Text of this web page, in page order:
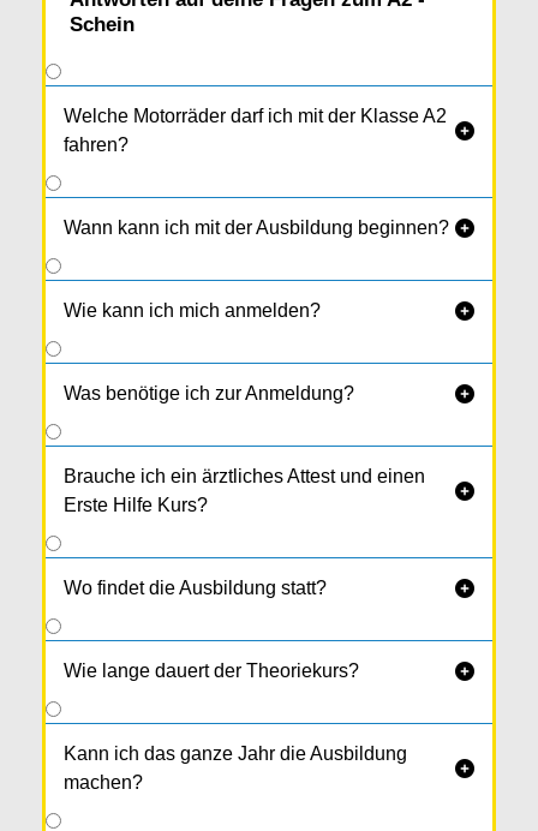
Schein
Welche Motorräder darf ich mit der Klasse A2
fahren?

Wann kann ich mit der Ausbildung beginnen? 
Wie kann ich mich anmelden? 
Was benötige ich zur Anmeldung? 
Brauche ich ein ärztliches Attest und einen
Erste Hilfe Kurs?

Wo findet die Ausbildung statt? 
Wie lange dauert der Theoriekurs? 
Kann ich das ganze Jahr die Ausbildung
machen?
